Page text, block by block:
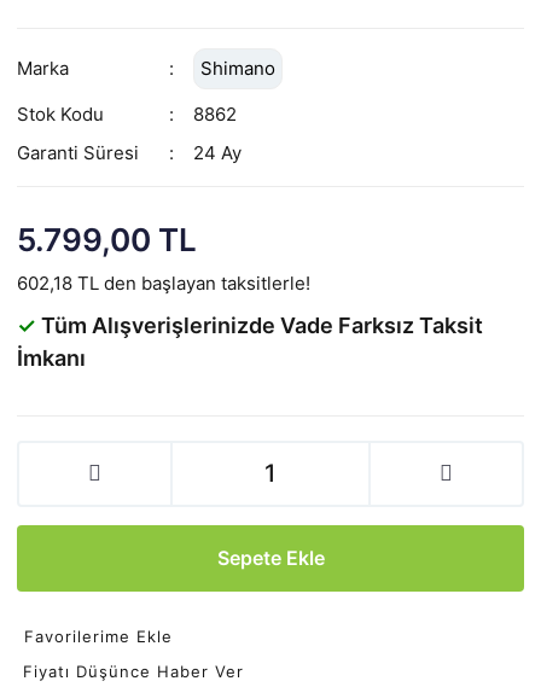
Marka
Shimano
Stok Kodu
8862
Garanti Süresi
24 Ay
5.799,00 TL
602,18 TL den başlayan taksitlerle!
✓ Tüm Alışverişlerinizde Vade Farksız Taksit
İmkanı
Sepete Ekle
Favorilerime Ekle
Fiyatı Düşünce Haber Ver